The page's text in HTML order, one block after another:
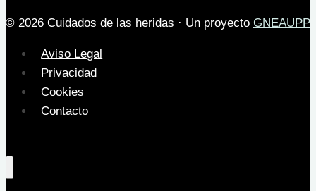
© 2026 Cuidados de las heridas · Un proyecto GNEAUPP
Aviso Legal
Privacidad
Cookies
Contacto